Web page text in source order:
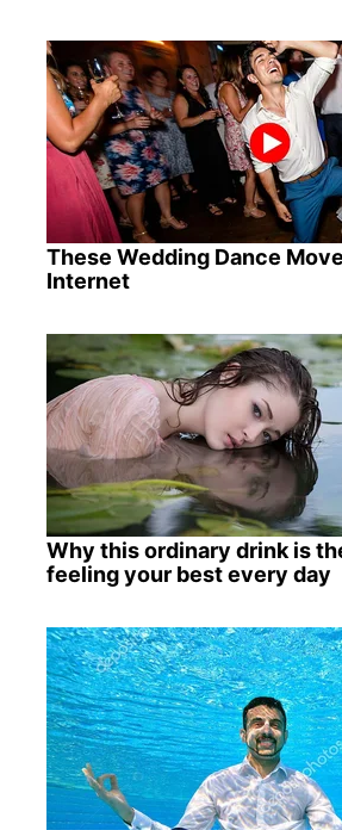
These Wedding Dance
Internet
Why this ordinary drink is
feeling your best every day